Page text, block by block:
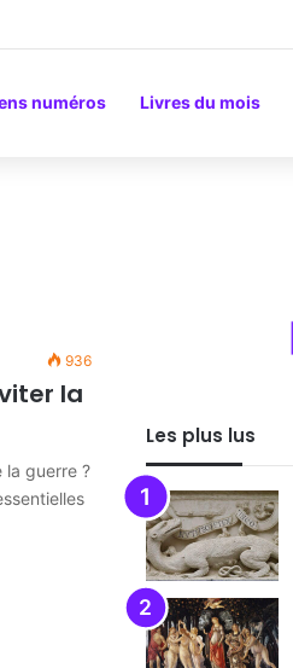
numéros Livres du mois
936
la
la guerre ?
Les plus lus